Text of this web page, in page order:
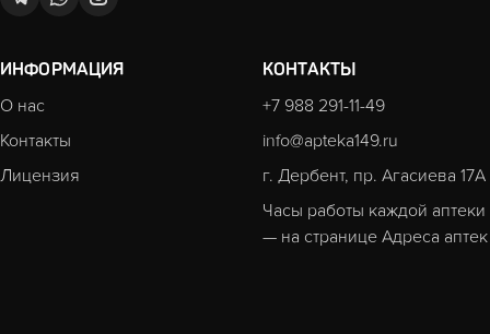
ИНФОРМАЦИЯ
О нас
Контакты
Лицензия
КОНТАКТЫ
+7 988 291-11-49
info@apteka149.ru
г. Дербент, пр. Агасиева 17А
Часы работы каждой аптеки
— на странице Адреса аптек